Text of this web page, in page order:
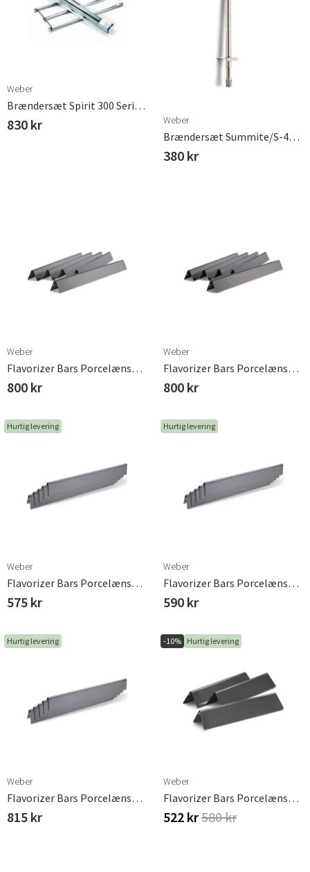
Weber
Brændersæt Spirit 300 Serie (2007-2012) Weber
830 kr Weber
Brændersæt Summite/S-470 (2011-)
380 kr
Weber
Flavorizer Bars Porcelænsemalje Genesis 2007-2010 Weber
800 kr
Weber
Flavorizer Bars Porcelænsemalje Genesis 2011-2011 Weber
800 kr
Hurtig levering
Weber
Flavorizer Bars Porcelænsemalje Spirit 200/Genesis Sølv 200 Cm Weber
575 kr
Hurtig levering
Weber
Flavorizer Bars Porcelænsemalje Spirit 300/Genesis Sølv 57 Cm Weber
590 kr
Hurtig levering
Weber
Flavorizer Bars Porcelænsemalje Spirit 300/Genesis Weber
815 kr
-10% Hurtig levering
Weber
Flavorizer Bars Porcelænsemaljeret Spirit 200 Serie 2013 Weber
522 kr580 kr